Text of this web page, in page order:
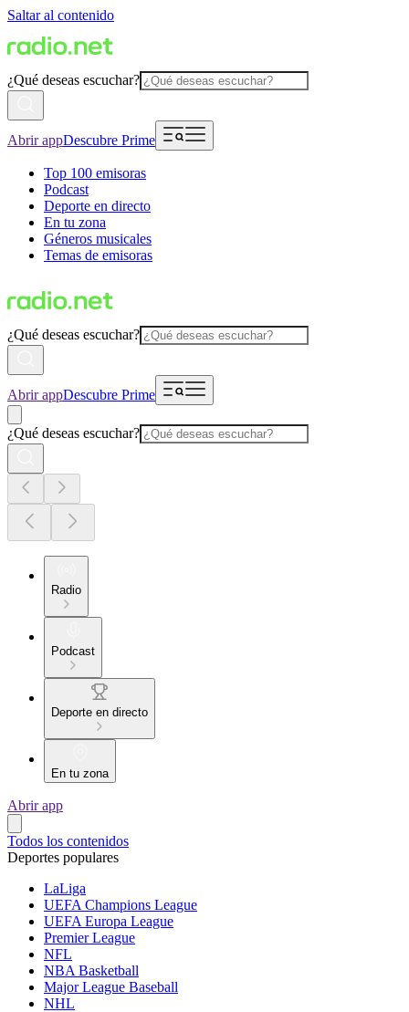
Saltar al contenido
¿Qué deseas escuchar?
Abrir appDescubre Prime
Top 100 emisoras
Podcast
Deporte en directo
En tu zona
Géneros musicales
Temas de emisoras
¿Qué deseas escuchar?
Abrir appDescubre Prime
¿Qué deseas escuchar?
Radio
Podcast
Deporte en directo
En tu zona
Abrir app
Todos los contenidos
Deportes populares
LaLiga
UEFA Champions League
UEFA Europa League
Premier League
NFL
NBA Basketball
Major League Baseball
NHL